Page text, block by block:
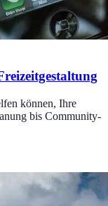
können, Ihre
bis Community-